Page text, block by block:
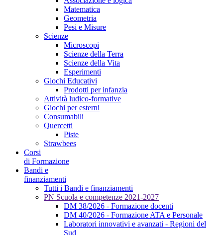
Matematica
Geometria
Pesi e Misure
Scienze
Microscopi
Scienze della Terra
Scienze della Vita
Esperimenti
Giochi Educativi
Prodotti per infanzia
Attività ludico-formative
Giochi per esterni
Consumabili
Quercetti
Piste
Strawbees
Corsi
di Formazione
Bandi e
finanziamenti
Tutti i Bandi e finanziamenti
PN Scuola e competenze 2021-2027
DM 38/2026 - Formazione docenti
DM 40/2026 - Formazione ATA e Personale
Laboratori innovativi e avanzati - Regioni del
Sud